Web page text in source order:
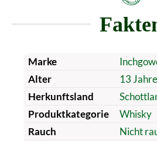
Marke
Alter
13 Jahre
Herkunftsland
Produktkategorie
Whisky
Rauch
Nicht